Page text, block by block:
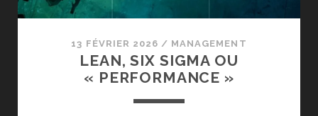
13 FÉVRIER 2026 / MANAGEMENT
LEAN, SIX SIGMA OU
« PERFORMANCE »